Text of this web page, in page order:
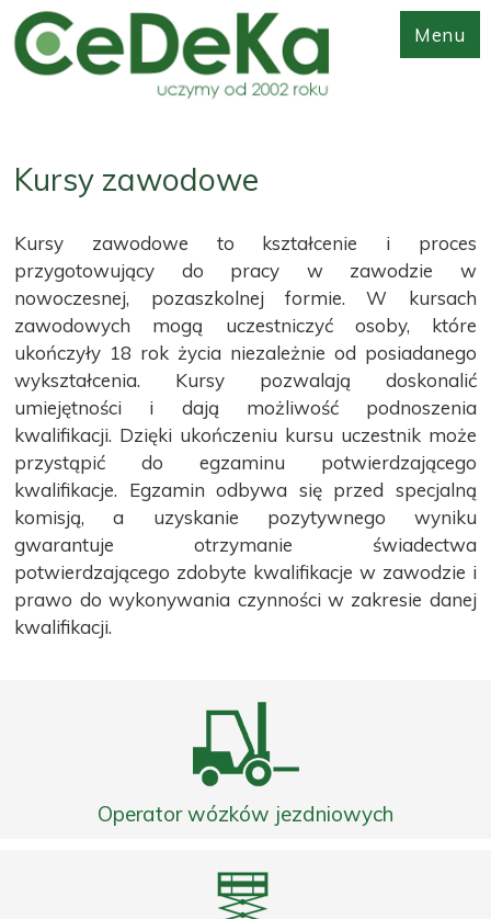
Menu
Kursy zawodowe
Kursy zawodowe to kształcenie i proces
przygotowujący do pracy w zawodzie w
nowoczesnej, pozaszkolnej formie. W kursach
zawodowych mogą uczestniczyć osoby, które
ukończyły 18 rok życia niezależnie od posiadanego
wykształcenia. Kursy pozwalają doskonalić
umiejętności i dają możliwość podnoszenia
kwalifikacji. Dzięki ukończeniu kursu uczestnik może
przystąpić do egzaminu potwierdzającego
kwalifikacje. Egzamin odbywa się przed specjalną
komisją, a uzyskanie pozytywnego wyniku
gwarantuje otrzymanie świadectwa
potwierdzającego zdobyte kwalifikacje w zawodzie i
prawo do wykonywania czynności w zakresie danej
kwalifikacji.
Operator wózków jezdniowych